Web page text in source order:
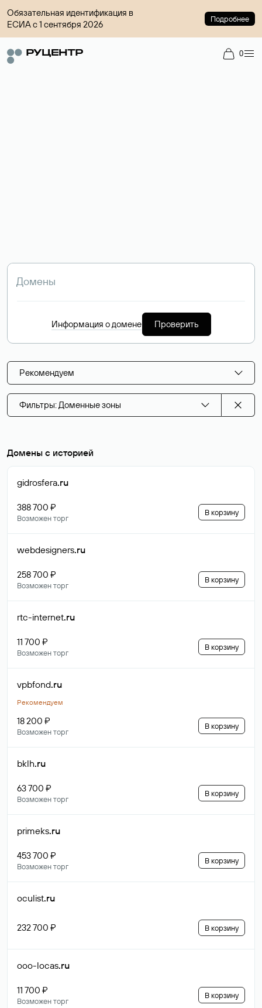
Обязательная идентификация в
ЕСИА с 1 сентября 2026
Подробнее
0
Информация о домене Проверить
Рекомендуем
Фильтры: Доменные зоны
Домены с историей
gidrosfera.ru
388 700 ₽
Возможен торг
В корзину
webdesigners.ru
258 700 ₽
Возможен торг
В корзину
rtc-internet.ru
11 700 ₽
Возможен торг
В корзину
vpbfond.ru
Рекомендуем
18 200 ₽
Возможен торг
В корзину
bklh.ru
63 700 ₽
Возможен торг
В корзину
primeks.ru
453 700 ₽
Возможен торг
В корзину
oculist.ru
232 700 ₽ В корзину
ooo-locas.ru
11 700 ₽
Возможен торг
В корзину